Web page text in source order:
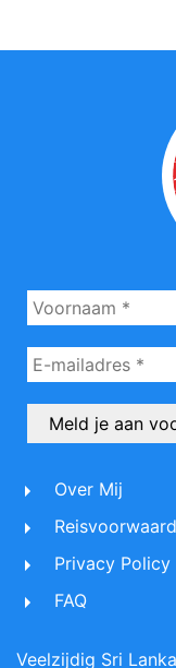
Over Mij
Privacy Policy
FAQ
Veelzijdig Sri Lanka